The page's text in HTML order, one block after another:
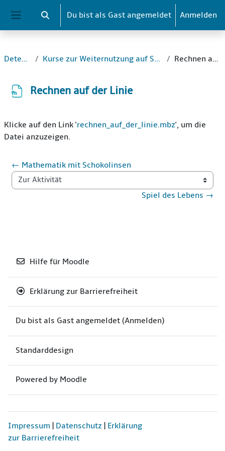
Zum Hauptinhalt
Website-Übersicht
Sucheingabe umschalten
Du bist als Gast angemeldet Anmelden
Detektive_1 Kurse zur Weiternutzung auf Schul-Moodle-Instanzen Rechnen auf der Linie
Rechnen auf der Linie
Klicke auf den Link 'rechnen_auf_der_linie.mbz', um die
Datei anzuzeigen.
← Mathematik mit Schokolinsen
Zur Aktivität
Spiel des Lebens →
Hilfe für Moodle
Erklärung zur Barrierefreiheit
Du bist als Gast angemeldet (Anmelden)
Standarddesign
Powered by Moodle
Impressum Datenschutz Erklärung
zur Barrierefreiheit